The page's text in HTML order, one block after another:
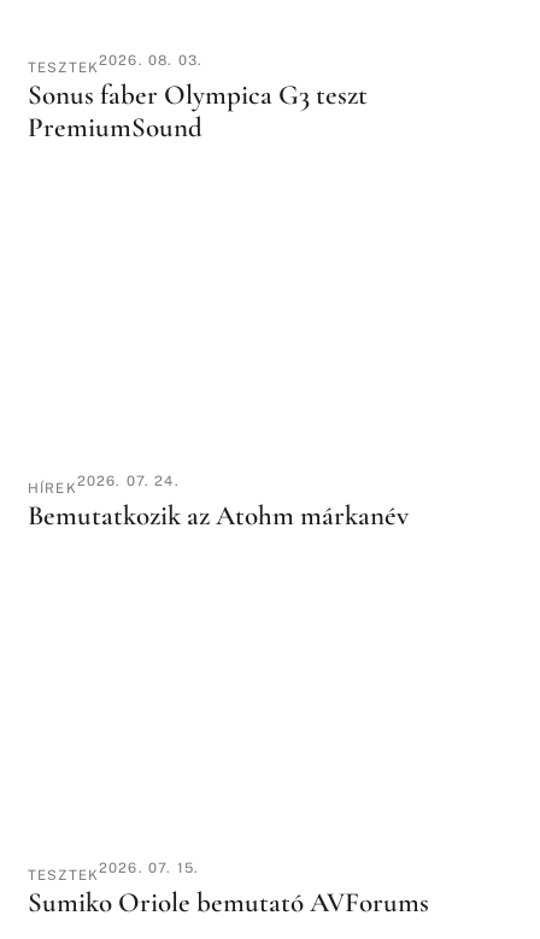
TESZTEK2026. 08. 03.
Sonus faber Olympica G3 teszt
PremiumSound
HÍREK2026. 07. 24.
Bemutatkozik az Atohm márkanév
TESZTEK2026. 07. 15.
Sumiko Oriole bemutató AVForums